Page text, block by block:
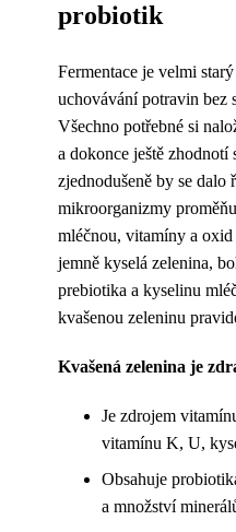
probiotik
Fermentace je velmi
uchovávání potravin bez
Všechno potřebné si
a dokonce ještě
zjednodušeně by se dalo
mikroorganizmy
mléčnou, vitamíny a
jemně kyselá zelenina,
prebiotika a kyselinu
kvašenou zeleninu
Kvašená zelenina je
Je zdrojem
vitamínu K, U,
Obsahuje
a množství